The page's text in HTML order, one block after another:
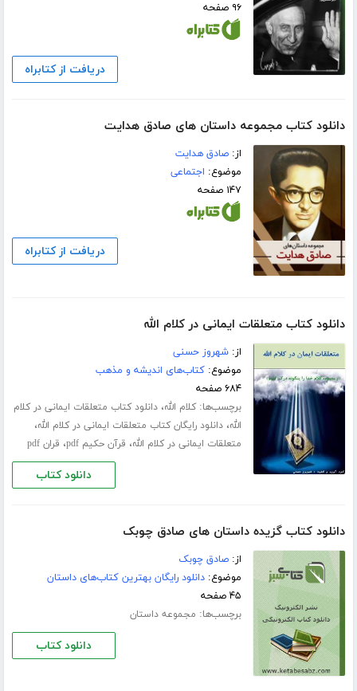
۹۶ صفحه
دریافت از کتابراه
دانلود کتاب مجموعه داستان های صادق هدایت
از:صادق هدایت
موضوع: اجتماعی
۱۴۷ صفحه
دریافت از کتابراه
دانلود کتاب متعلقات ایمانی در کلام الله
از:شهروز حسنی
موضوع:کتاب‌های اندیشه و مذهب
۶۸۴ صفحه
برچسب‌ها:کلام الله،دانلود کتاب متعلقات ایمانی در کلام
الله،دانلود رایگان کتاب متعلقات ایمانی در کلام الله،
متعلقات ایمانی در کلام الله، قرآن حکیم pdf ، قران pdf
دانلود کتاب
دانلود کتاب گزیده داستان های صادق چوبک
از:صادق چوبک
موضوع:دانلود رایگان بهترین کتاب‌های داستان
۴۵ صفحه
برچسب‌ها: مجموعه داستان
دانلود کتاب